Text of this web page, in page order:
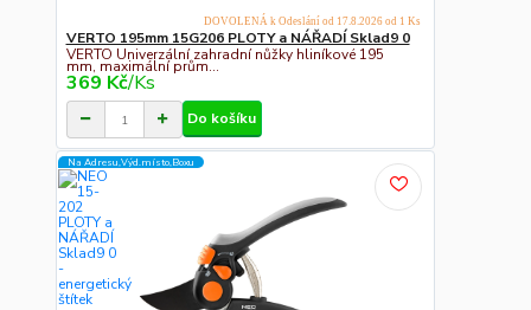
VERTO 195mm 15G206 PLOTY a NÁŘADÍ Sklad9 0
VERTO Univerzální zahradní nůžky hliníkové 195
mm, maximální prům...
369 Kč/Ks
DOVOLENÁ k Odeslání od 17.8.2026 od 1 Ks
Do košíku
Na Adresu,Výd.místo,Boxu